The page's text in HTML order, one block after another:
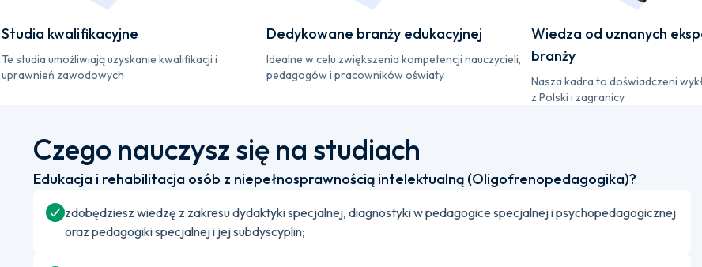
Studia kwalifikacyjne
Te studia umożliwiają uzyskanie kwalifikacji i
uprawnień zawodowych
Dedykowane branży edukacyjnej
Idealne w celu zwiększenia kompetencji nauczycieli,
pedagogów i pracowników oświaty
Wiedza od uznanych
branży
Nasza kadra to doświadczeni
z Polski i zagranicy
Czego nauczysz się na studiach
Edukacja i rehabilitacja osób z niepełnosprawnością intelektualną (Oligofrenopedagogika)?
zdobędziesz wiedzę z zakresu dydaktyki specjalnej, diagnostyki w pedagogice specjalnej i psychopedagogicznej
oraz pedagogiki specjalnej i jej subdyscyplin;